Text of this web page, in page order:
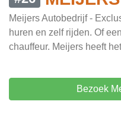
Meijers Autobedrijf -
huren en zelf rijden. Of
chauffeur. Meijers heeft
Bezoek